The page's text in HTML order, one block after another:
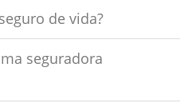
de vida?
seguradora